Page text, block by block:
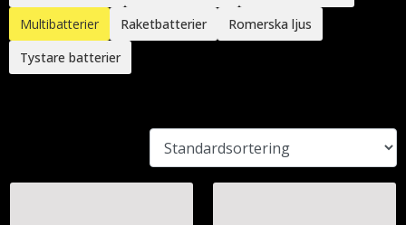
Multibatterier
Raketbatterier
Romerska ljus
Tystare batterier